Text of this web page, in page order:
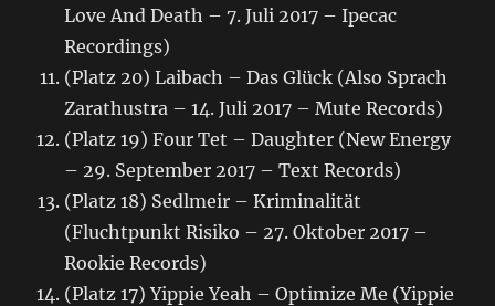
Love And Death – 7. Juli 2017 – Ipecac
Recordings)
(Platz 20) Laibach – Das Glück (Also Sprach
Zarathustra – 14. Juli 2017 – Mute Records)
(Platz 19) Four Tet – Daughter (New Energy
– 29. September 2017 – Text Records)
(Platz 18) Sedlmeir – Kriminalität
(Fluchtpunkt Risiko – 27. Oktober 2017 –
Rookie Records)
(Platz 17) Yippie Yeah – Optimize Me (Yippie